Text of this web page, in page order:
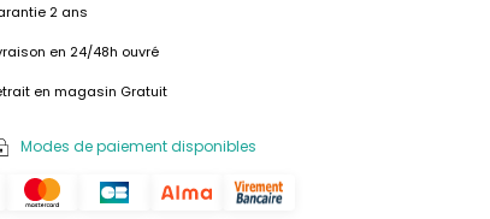
2 ans
en 24/48h ouvré
en magasin Gratuit
Modes de paiement disponibles